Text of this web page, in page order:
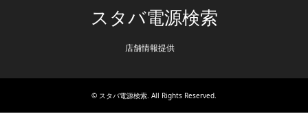
スタバ電源検索
店舗情報提供
© スタバ電源検索 . All Rights Reserved.